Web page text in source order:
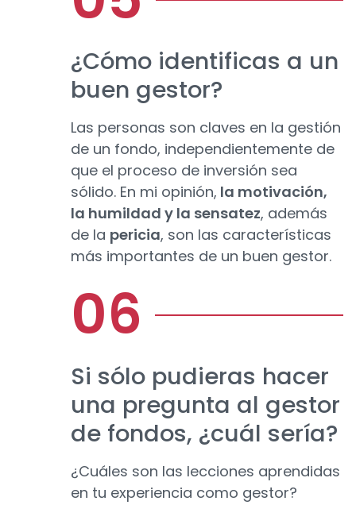
¿Cómo identificas a un
buen gestor?
Las personas son claves en la gestión
de un fondo, independientemente de
que el proceso de inversión sea
sólido. En mi opinión, la motivación,
la humildad y la sensatez, además
de la pericia, son las características
más importantes de un buen gestor.
Si sólo pudieras hacer
una pregunta al gestor
de fondos, ¿cuál sería?
¿Cuáles son las lecciones aprendidas
en tu experiencia como gestor?